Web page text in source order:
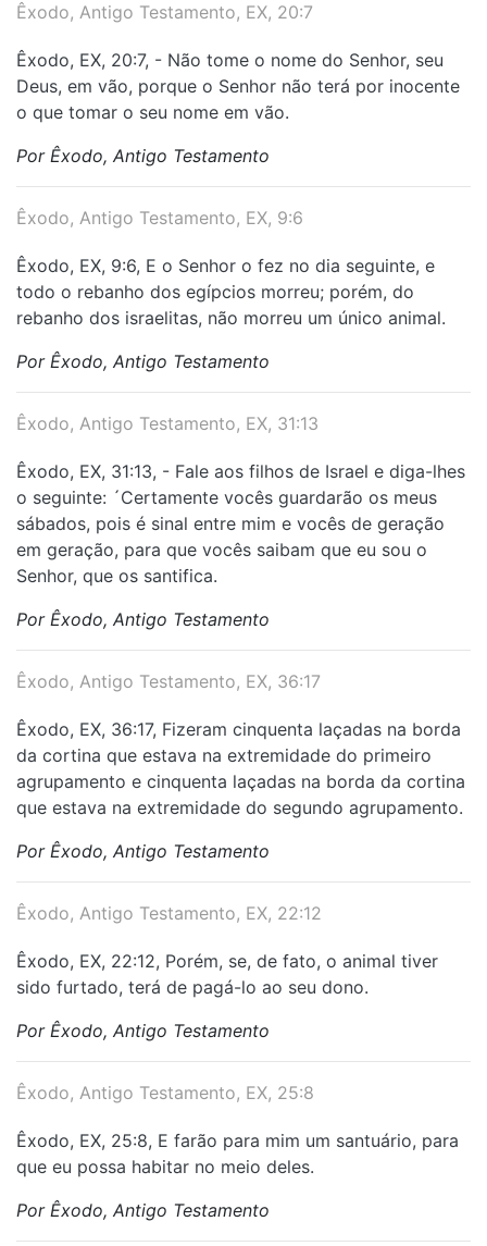
Êxodo, Antigo Testamento, EX, 20:7
Êxodo, EX, 20:7, - Não tome o nome do Senhor, seu
Deus, em vão, porque o Senhor não terá por inocente
o que tomar o seu nome em vão.
Por Êxodo, Antigo Testamento
Êxodo, Antigo Testamento, EX, 9:6
Êxodo, EX, 9:6, E o Senhor o fez no dia seguinte, e
todo o rebanho dos egípcios morreu; porém, do
rebanho dos israelitas, não morreu um único animal.
Por Êxodo, Antigo Testamento
Êxodo, Antigo Testamento, EX, 31:13
Êxodo, EX, 31:13, - Fale aos filhos de Israel e diga-lhes
o seguinte: ´Certamente vocês guardarão os meus
sábados, pois é sinal entre mim e vocês de geração
em geração, para que vocês saibam que eu sou o
Senhor, que os santifica.
Por Êxodo, Antigo Testamento
Êxodo, Antigo Testamento, EX, 36:17
Êxodo, EX, 36:17, Fizeram cinquenta laçadas na borda
da cortina que estava na extremidade do primeiro
agrupamento e cinquenta laçadas na borda da cortina
que estava na extremidade do segundo agrupamento.
Por Êxodo, Antigo Testamento
Êxodo, Antigo Testamento, EX, 22:12
Êxodo, EX, 22:12, Porém, se, de fato, o animal tiver
sido furtado, terá de pagá-lo ao seu dono.
Por Êxodo, Antigo Testamento
Êxodo, Antigo Testamento, EX, 25:8
Êxodo, EX, 25:8, E farão para mim um santuário, para
que eu possa habitar no meio deles.
Por Êxodo, Antigo Testamento